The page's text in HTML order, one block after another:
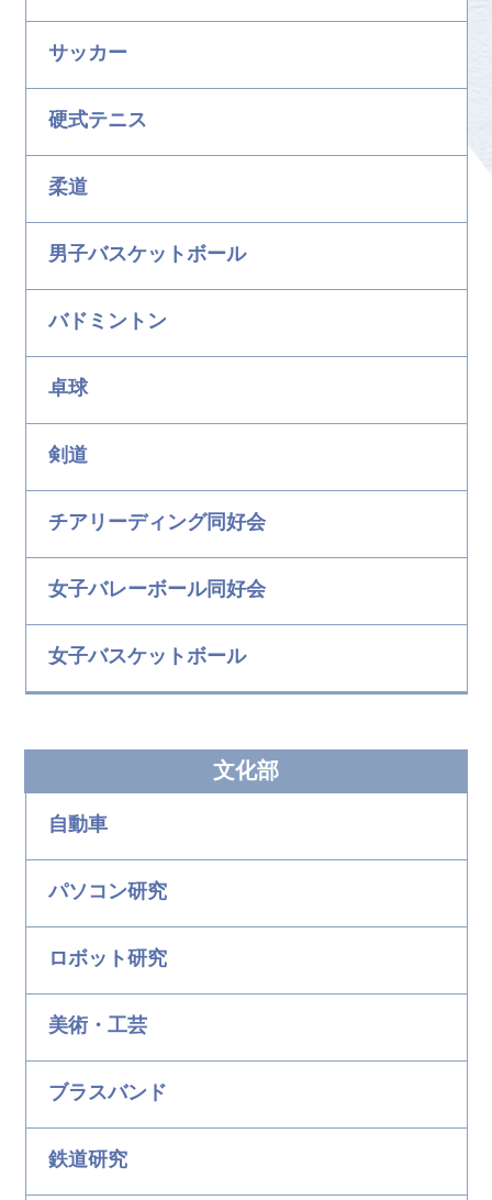
サッカー
硬式テニス
柔道
男子バスケットボール
バドミントン
卓球
剣道
チアリーディング同好会
女子バレーボール同好会
女子バスケットボール
文化部
自動車
パソコン研究
ロボット研究
美術・工芸
ブラスバンド
鉄道研究